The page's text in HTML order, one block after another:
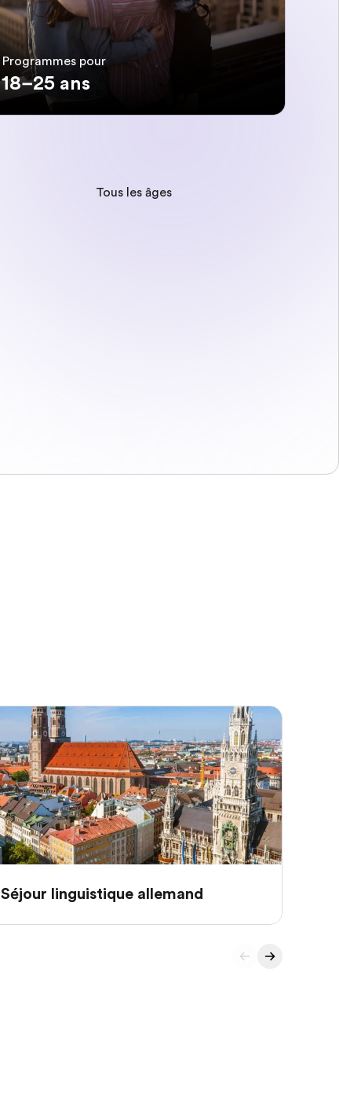
Programmes pour
18–25 ans
Tous les âges
Séjour linguistique allemand